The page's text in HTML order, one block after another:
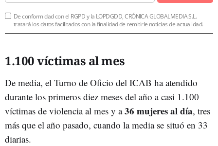
De conformidad con el RGPD y la LOPDGDD, CRÓNICA GLOBALMEDIA S.L.
tratará los datos facilitados con la finalidad de remitirle noticias de actualidad.
1.100 víctimas al mes
De media, el Turno de Oficio del ICAB ha atendido
durante los primeros diez meses del año a casi 1.100
víctimas de violencia al mes y a36 mujeres al día, tres
más que el año pasado, cuando la media se situó en 33
diarias.